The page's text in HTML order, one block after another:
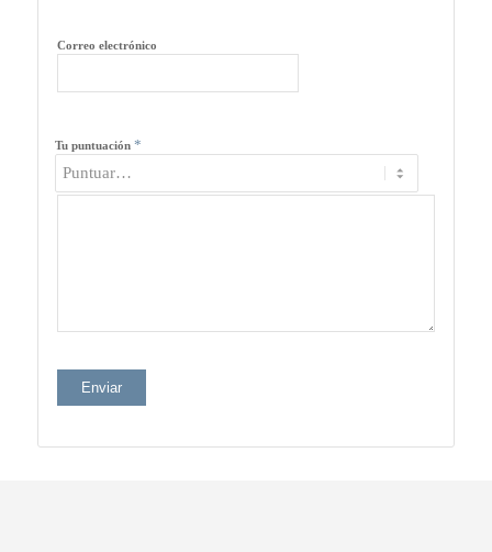
Correo electrónico
Tu puntuación *